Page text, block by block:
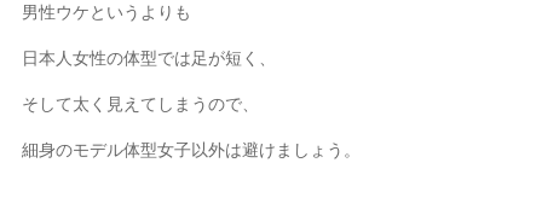
男性ウケというよりも
日本人女性の体型では足が短く、
そして太く見えてしまうので、
細身のモデル体型女子以外は避けましょう。